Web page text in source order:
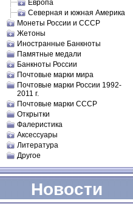
Европа
Северная и южная Америка
Монеты России и СССР
Жетоны
Иностранные Банкноты
Памятные медали
Банкноты России
Почтовые марки мира
Почтовые марки России 1992-
2011 г.
Почтовые марки СССР
Открытки
Фалеристика
Аксессуары
Литература
Другое
Новости